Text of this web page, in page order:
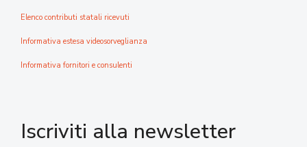
Elenco contributi statali ricevuti
Informativa estesa videosorveglianza
Informativa fornitori e consulenti
Iscriviti alla newsletter